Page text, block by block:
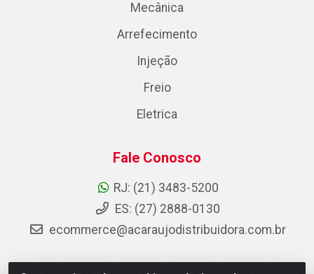
Mecânica
Arrefecimento
Injeção
Freio
Eletrica
Fale Conosco
RJ: (21) 3483-5200
ES: (27) 2888-0130
ecommerce@acaraujodistribuidora.com.br